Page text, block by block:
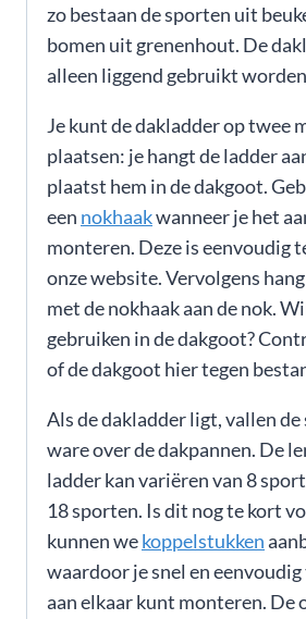
zo bestaan de sporten uit
bomen uit grenenhout. De
alleen liggend gebruikt
Je kunt de dakladder op twee
plaatsen: je hangt de ladder
plaatst hem in de dakgoot.
een nokhaakwanneer je het
monteren. Deze is eenvoudig
onze website. Vervolgens
met de nokhaak aan de nok.
gebruiken in de dakgoot?
of de dakgoot hier tegen
Als de dakladder ligt, vallen
ware over de dakpannen. De
ladder kan variëren van 8
18 sporten. Is dit nog te kort
kunnen wekoppelstukken
waardoor je snel en
aan elkaar kunt monteren. De